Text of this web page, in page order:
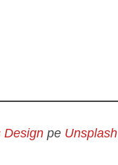
Design pe Unsplash